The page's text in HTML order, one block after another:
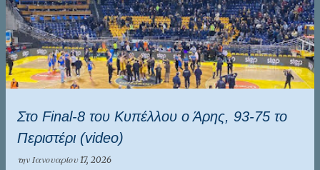
Στο Final-8 του Κυπέλλου ο Άρης, 93-75 το
Περιστέρι (video)
την Ιανουαρίου 17, 2026